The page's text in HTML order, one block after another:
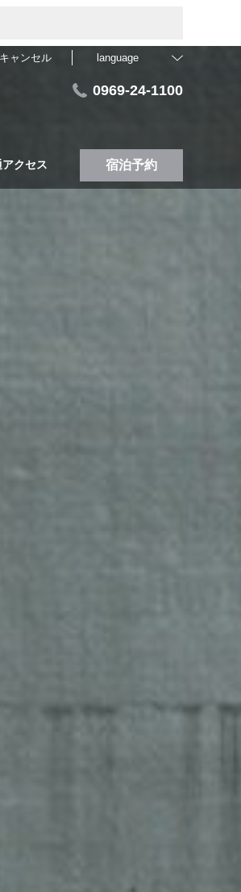
ャンセル language
0969-24-1100
クセス 宿泊予約